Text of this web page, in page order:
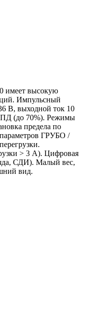
имеет высокую
Импульсный
В, выходной ток 10
(до 70%). Режимы
предела по
ГРУБО /
> 3 А). Цифровая
СДИ). Малый вес,
вид.